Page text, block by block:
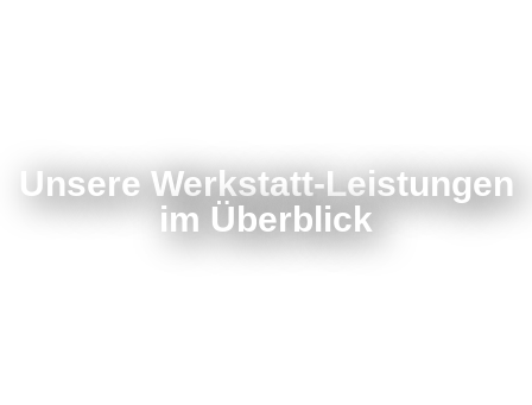
Unsere Werkstatt-Leistungen
im Überblick